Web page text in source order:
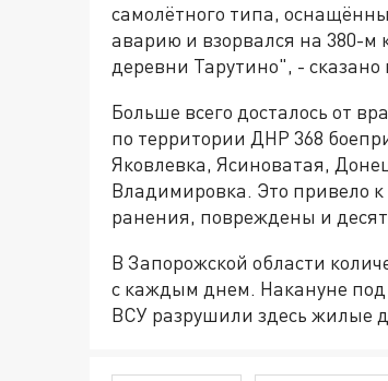
самолётного типа,
аварию и взорвался на 380-м
деревни Тарутино", - сказано
Больше всего досталось от
по территории ДНР 368
Яковлевка, Ясиноватая,
Владимировка. Это привело
ранения, повреждены и
В Запорожской области
с каждым днем. Накануне под
ВСУ разрушили здесь жилые